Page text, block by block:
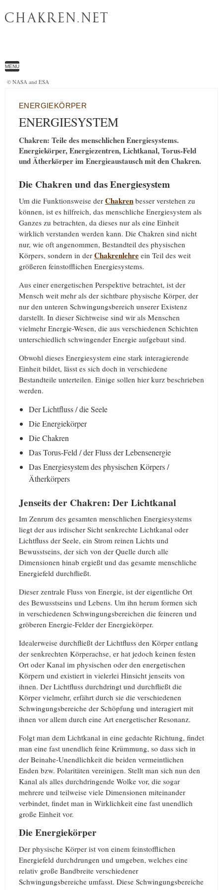
CHAKREN.NET
MENU
© NASA and ESA
ENERGIEKÖRPER
ENERGIESYSTEM
Chakren: Teile des menschlichen Energiesystems.
Energiekörper, Energiezentren, Lichtkanal, Torus-Feld
und Ätherkörper im Energieaustausch mit den Chakren.
Die Chakren und das Energiesystem
Um die Funktionsweise der Chakren besser verstehen zu
können, ist es hilfreich, das menschliche Energiesystem als
Ganzes zu betrachten, da dieses nur als eine Einheit
wirklich verstanden werden kann. Die Chakren sind nicht
nur, wie oft angenommen, Bestandteil des physischen
Körpers, sondern in der Chakrenlehre ein Teil des weit
größeren feinstofflichen Energiesystems.
Aus einer energetischen Perspektive betrachtet, ist der
Mensch weit mehr als der sichtbare physische Körper, der
nur den unteren Schwingungsbereich unserer Existenz
darstellt. In dieser Sichtweise sind wir als Menschen
vielmehr Energie-Wesen, die aus verschiedenen Schichten
unterschiedlich schwingender Energie aufgebaut sind.
Obwohl dieses Energiesystem eine stark interagierende
Einheit bildet, lässt es sich doch in verschiedene
Bestandteile unterteilen. Einige sollen hier kurz beschrieben
werden.
Der Lichtfluss / die Seele
Die Energiekörper
Die Chakren
Das Torus-Feld / der Fluss der Lebensenergie
Das Energiesystem des physischen Körpers /
Ätherkörpers
Jenseits der Chakren: Der Lichtkanal
Im Zenrum des gesamten menschlichen Energiesystems
liegt der aus irdischer Sicht senkrechte Lichtkanal oder
Lichtfluss der Seele, ein Strom reinen Lichts und
Bewusstseins, der sich von der Quelle durch alle
Dimensionen hinab ergießt und das gesamte menschliche
Energiefeld durchfließt.
Dieser zentrale Fluss von Energie, ist der eigentliche Ort
des Bewusstseins und Lebens. Um ihn herum formen sich
in verschiedenen Schwingungsbereichen die feineren und
gröberen Energie-Felder der Energiekörper.
Idealerweise durchfließt der Lichtfluss den Körper entlang
der senkrechten Körperachse, er hat jedoch keinen festen
Ort oder Kanal im physischen oder den energetischen
Körpern und existiert in vielerlei Hinsicht jenseits von
ihnen. Der Lichtfluss durchdringt und durchfließt die
Körper vielmehr, erfährt durch sie die verschiedenen
Schwingungsbereiche der Schöpfung und interagiert mit
ihnen vor allem durch eine Art energetischer Resonanz.
Folgt man dem Lichtkanal in eine gedachte Richtung, findet
man eine fast unendlich feine Krümmung, so dass sich in
der Beinahe-Unendlichkeit die beiden vermeintlichen
Enden bzw. Polaritäten vereinigen. Stellt man sich nun den
Kanal als alles durchdringende Wolke vor, die sogar
mehrere und teilweise viele Dimensionen miteinander
verbindet, findet man in Wirklichkeit eine fast unendlich
große Einheit vor.
Die Energiekörper
Der physische Körper ist von einem feinstofflichen
Energiefeld durchdrungen und umgeben, welches eine
relativ große Bandbreite verschiedener
Schwingungsbereiche umfasst. Diese Schwingungsbereiche